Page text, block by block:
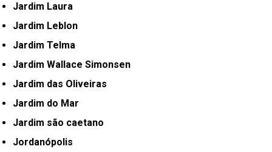
Jardim Laura
Jardim Leblon
Jardim Telma
Jardim Wallace Simonsen
Jardim das Oliveiras
Jardim do Mar
Jardim são caetano
Jordanópolis